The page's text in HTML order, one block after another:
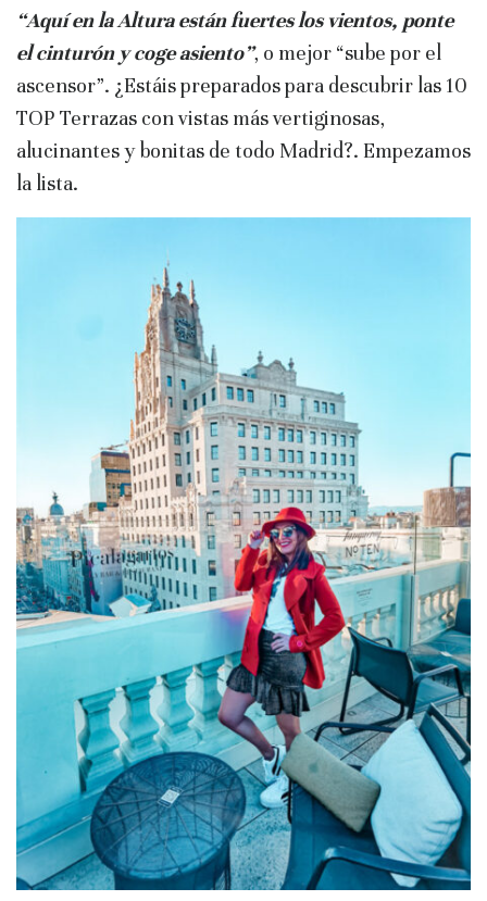
“Aquí en la Altura están fuertes los vientos, ponte
el cinturón y coge asiento”, o mejor “sube por el
ascensor”. ¿Estáis preparados para descubrir las 10
TOP Terrazas con vistas más vertiginosas,
alucinantes y bonitas de todo Madrid?. Empezamos
la lista.